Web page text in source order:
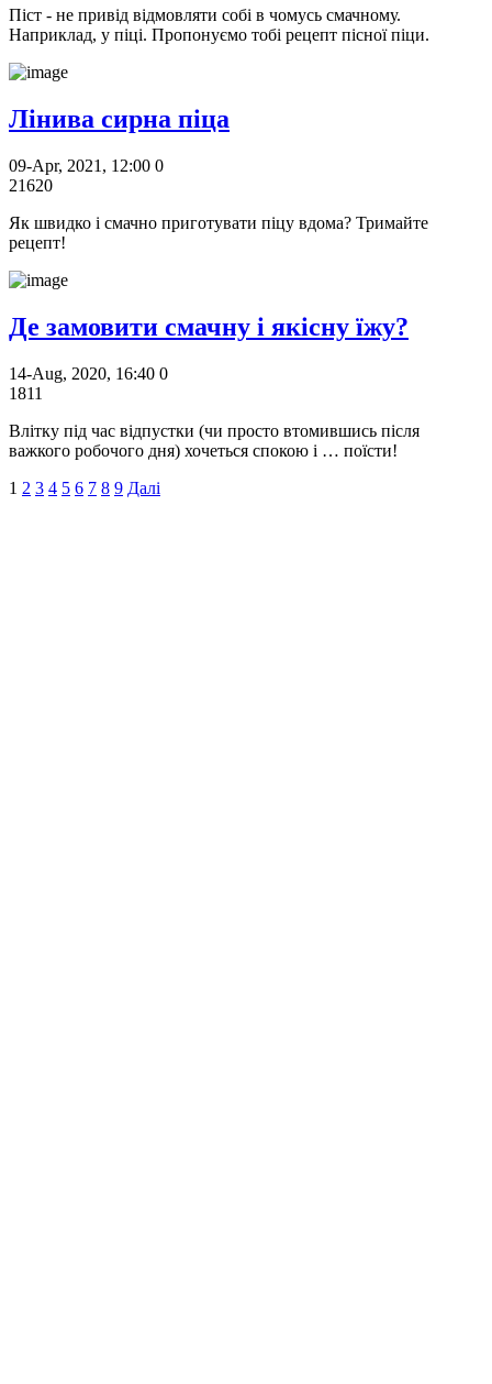
Піст - не привід відмовляти собі в чомусь смачному.
Наприклад, у піці. Пропонуємо тобі рецепт пісної піци.
Лінива сирна піца
09-Apr, 2021, 12:00 0
21620
Як швидко і смачно приготувати піцу вдома? Тримайте
рецепт!
Де замовити смачну і якісну їжу?
14-Aug, 2020, 16:40 0
1811
Влітку під час відпустки (чи просто втомившись після
важкого робочого дня) хочеться спокою і … поїсти!
1 2 3 4 5 6 7 8 9 Далі